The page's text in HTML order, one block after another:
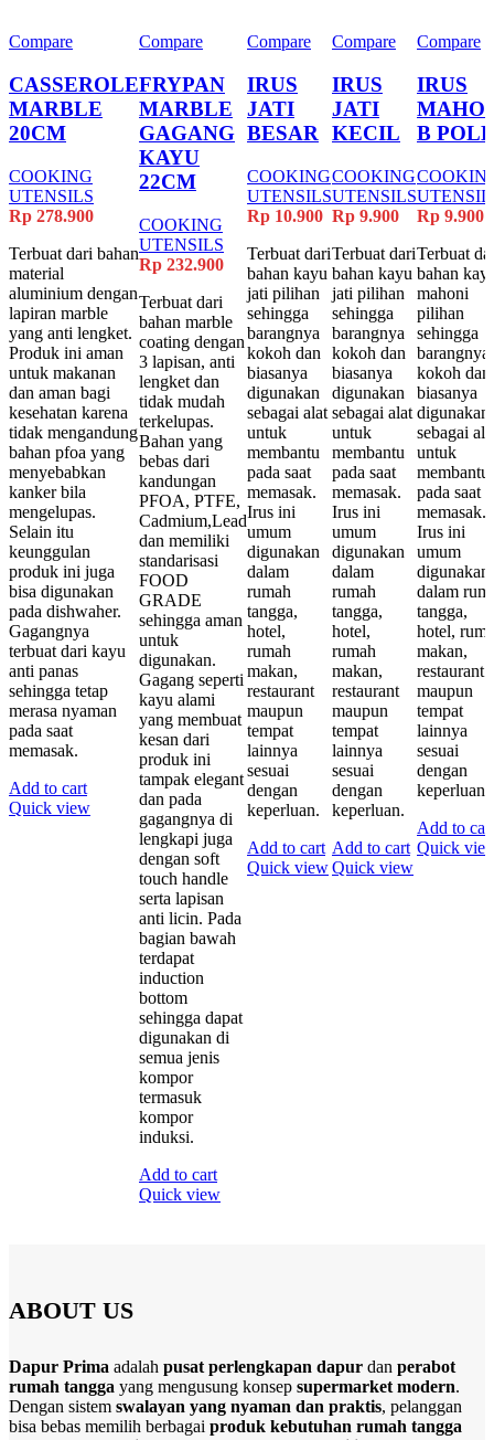
Compare
CASSEROLE
MARBLE
20CM
COOKING
UTENSILS
Rp 278.900
Terbuat dari bahan
material
aluminium dengan
lapiran marble
yang anti lengket.
Produk ini aman
untuk makanan
dan aman bagi
kesehatan karena
tidak mengandung
bahan pfoa yang
menyebabkan
kanker bila
mengelupas.
Selain itu
keunggulan
produk ini juga
bisa digunakan
pada dishwaher.
Gagangnya
terbuat dari kayu
anti panas
sehingga tetap
merasa nyaman
pada saat
memasak.
Add to cart
Quick view
Compare
FRYPAN
MARBLE
GAGANG
KAYU
22CM
COOKING
UTENSILS
Rp 232.900
Terbuat dari
bahan marble
coating dengan
3 lapisan, anti
lengket dan
tidak mudah
terkelupas.
Bahan yang
bebas dari
kandungan
PFOA, PTFE,
Cadmium,Lead
dan memiliki
standarisasi
FOOD
GRADE
sehingga aman
untuk
digunakan.
Gagang seperti
kayu alami
yang membuat
kesan dari
produk ini
tampak elegant
dan pada
gagangnya di
lengkapi juga
dengan soft
touch handle
serta lapisan
anti licin. Pada
bagian bawah
terdapat
induction
bottom
sehingga dapat
digunakan di
semua jenis
kompor
termasuk
kompor
induksi.
Add to cart
Quick view
Compare
IRUS
JATI
BESAR
COOKING
UTENSILS
Rp 10.900
Terbuat dari
bahan kayu
jati pilihan
sehingga
barangnya
kokoh dan
biasanya
digunakan
sebagai alat
untuk
membantu
pada saat
memasak.
Irus ini
umum
digunakan
dalam
rumah
tangga,
hotel,
rumah
makan,
restaurant
maupun
tempat
lainnya
sesuai
dengan
keperluan.
Add to cart
Quick view
Compare
IRUS
JATI
KECIL
COOKING
UTENSILS
Rp 9.900
Terbuat dari
bahan kayu
jati pilihan
sehingga
barangnya
kokoh dan
biasanya
digunakan
sebagai alat
untuk
membantu
pada saat
memasak.
Irus ini
umum
digunakan
dalam
rumah
tangga,
hotel,
rumah
makan,
restaurant
maupun
tempat
lainnya
sesuai
dengan
keperluan.
Add to cart
Quick view
Compare
IRUS
B
Rp 9.900
Terbuat
bahan
mahoni
pilihan
sehingga
barangnya
kokoh dan
biasanya
digunakan
sebagai
untuk
membantu
pada saat
memasak.
Irus ini
umum
digunakan
dalam
tangga,
hotel,
makan,
restaurant
maupun
tempat
lainnya
sesuai
dengan
keperluan.
Add to cart
Quick
ABOUT US
Dapur Prima adalah pusat perlengkapan dapur dan perabot
rumah tangga yang mengusung konsep supermarket modern.
Dengan sistem swalayan yang nyaman dan praktis, pelanggan
bisa bebas memilih berbagai produk kebutuhan rumah tangga